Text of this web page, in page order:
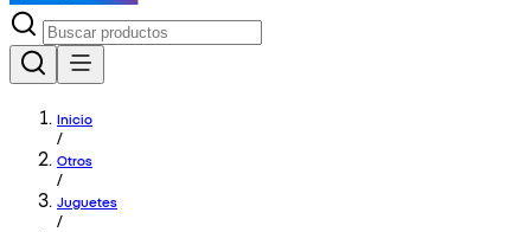
Inicio
/
Otros
/
Juguetes
/